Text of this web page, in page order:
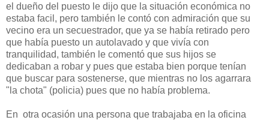
el dueño del puesto le dijo que la situación económica no
estaba facil, pero también le contó con admiración que su
vecino era un secuestrador, que ya se había retirado pero
que había puesto un autolavado y que vivía con
tranquilidad, también le comentó que sus hijos se
dedicaban a robar y pues que estaba bien porque tenían
que buscar para sostenerse, que mientras no los agarrara
"la chota" (policia) pues que no había problema.
En otra ocasión una persona que trabajaba en la oficina